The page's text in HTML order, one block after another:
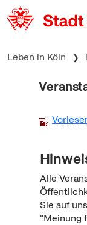
zum Inhalt springen
Leben in Köln
Alle
Sie auf
"Meinung